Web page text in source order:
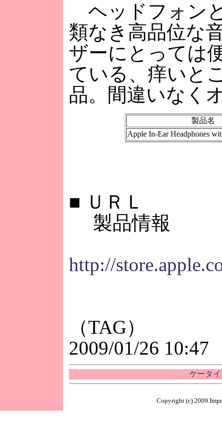
ヘッドフォン
類なき高品位な
ザーにとっては
ている、痒いと
品。間違いなく
製品名
Apple In-Ear Headphones
■ ＵＲＬ
製品情報
http://
（TAG）
2009/01/26 10:47
ケータ
Copyright (c) 2009